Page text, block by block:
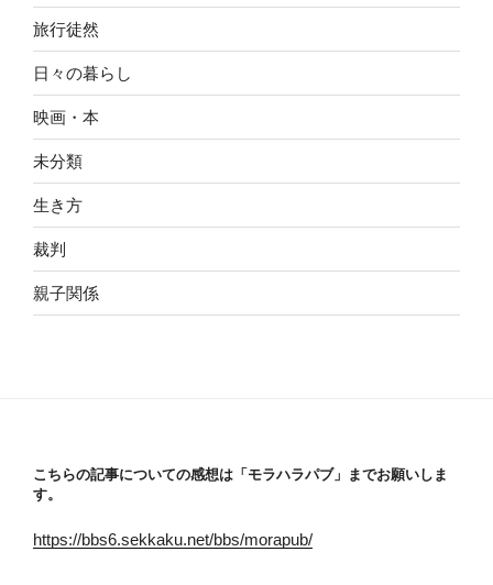
旅行徒然
日々の暮らし
映画・本
未分類
生き方
裁判
親子関係
こちらの記事についての感想は「モラハラパブ」までお願いしま
す。
https://bbs6.sekkaku.net/bbs/morapub/